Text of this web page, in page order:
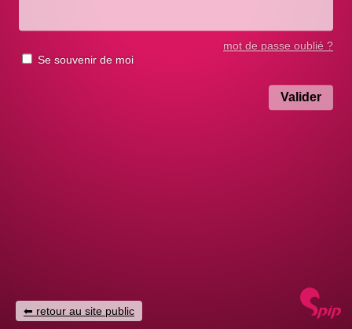
mot de passe oublié ?
Se souvenir de moi
retour au site public